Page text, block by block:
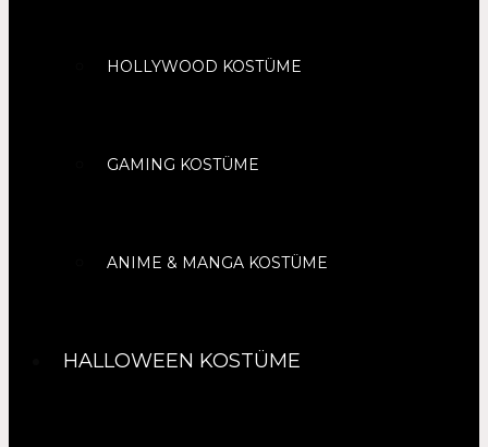
HOLLYWOOD KOSTÜME
GAMING KOSTÜME
ANIME & MANGA KOSTÜME
HALLOWEEN KOSTÜME